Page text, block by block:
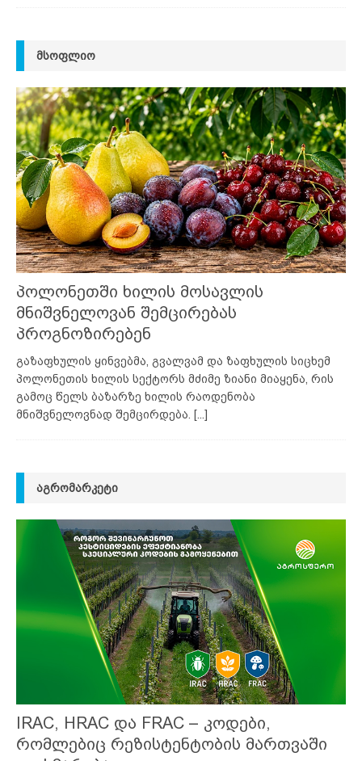
ᲛᲡᲝᲤᲚᲘᲝ
პოლონეთში ხილის მოსავლის
მნიშვნელოვან შემცირებას
პროგნოზირებენ
გაზაფხულის ყინვებმა, გვალვამ და ზაფხულის სიცხემ
პოლონეთის ხილის სექტორს მძიმე ზიანი მიაყენა, რის
გამოც წელს ბაზარზე ხილის რაოდენობა
მნიშვნელოვნად შემცირდება.
[...]
ᲐᲒᲠᲝᲛᲐᲠᲙᲔᲢᲘ
IRAC, HRAC და FRAC – კოდები,
რომლებიც რეზისტენტობის მართვაში